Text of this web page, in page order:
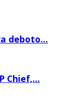
deboto...
Chief,...